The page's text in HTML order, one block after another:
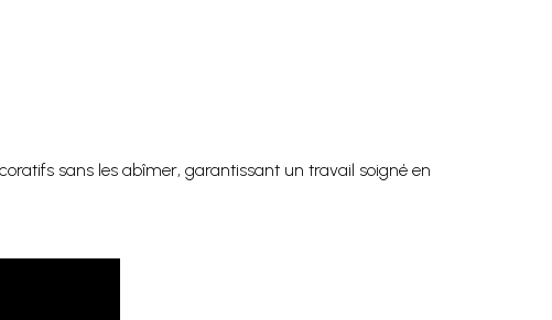
sans les abîmer, garantissant un travail soigné en